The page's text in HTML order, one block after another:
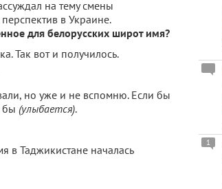
на тему смены
в Украине.
для белорусских широт имя?
Так вот и получилось.
но уже и не вспомню. Если бы
бы (улыбается).
в Таджикистане началась
1